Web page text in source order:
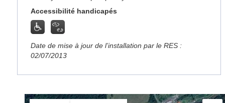
Accessibilité handicapés
Date de mise à jour de l’installation par le RES :
02/07/2013